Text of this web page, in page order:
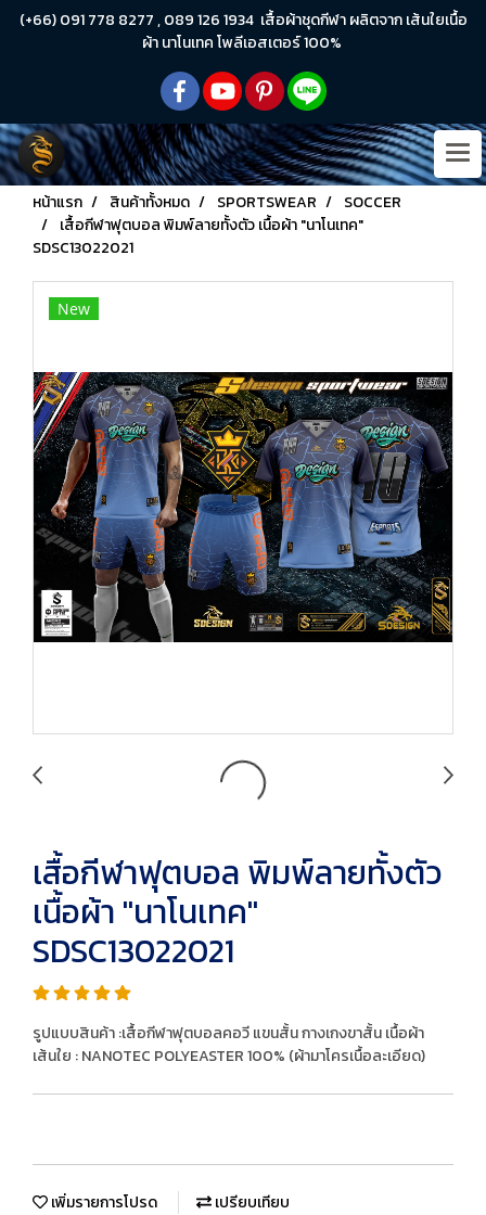
(+66) 091 778 8277 , 089 126 1934 เสื้อผ้าชุดกีฬา ผลิตจาก เส้นใยเนื้อ
ผ้า นาโนเทค โพลีเอสเตอร์ 100%
หน้าแรก สินค้าทั้งหมด SPORTSWEAR
SOCCER
เสื้อกีฬาฟุตบอล พิมพ์ลายทั้งตัว เนื้อผ้า "นาโนเทค"
SDSC13022021
New
เสื้อกีฬาฟุตบอล พิมพ์ลายทั้งตัว
เนื้อผ้า "นาโนเทค"
SDSC13022021
รูปแบบสินค้า :เสื้อกีฬาฟุตบอลคอวี แขนสั้น กางเกงขาสั้น เนื้อผ้า
เส้นใย : NANOTEC POLYEASTER 100% (ผ้ามาโครเนื้อละเอียด)
เพิ่มรายการโปรด เปรียบเทียบ